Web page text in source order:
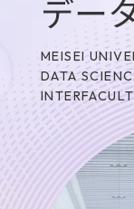
デー
MEISEI
DATA